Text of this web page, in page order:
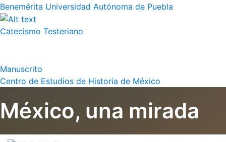
Benemérita Universidad Autónoma de Puebla
Catecismo Testeriano
Manuscrito
Centro de Estudios de Historia de México
México, una mirada